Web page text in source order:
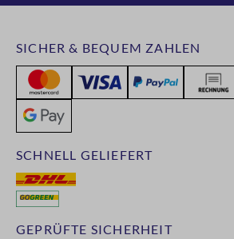
GEPRÜFTE SICHERHEIT
SCHNELL GELIEFERT
SICHER & BEQUEM ZAHLEN